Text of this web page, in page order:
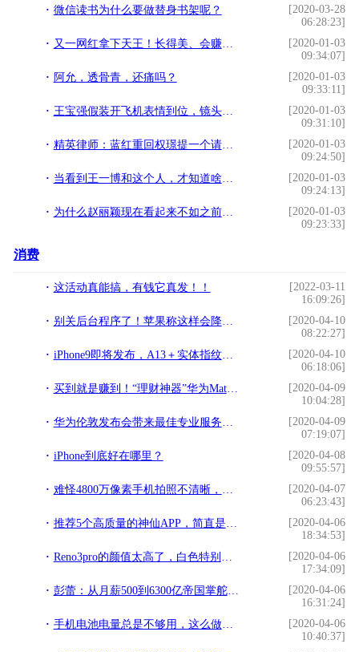
微信读书为什么要做替身书架呢？
[2020-03-28
06:28:23]
又一网红拿下天王！长得美、会赚钱，情商高，她们究竟有什么魔力
[2020-01-03
09:34:07]
阿允，透骨青，还痛吗？
[2020-01-03
09:33:11]
王宝强假装开飞机表情到位，镜头拉远，网友直接笑喷：累坏刘昊然
[2020-01-03
09:31:10]
精英律师：蓝红重回权璟提一个请求，撒了一个谎，她最想拿回什么
[2020-01-03
09:24:50]
当看到王一博和这个人，才知道啥叫复制粘贴
[2020-01-03
09:24:13]
为什么赵丽颖现在看起来不如之前那么甜？生个孩子反而变飒了
[2020-01-03
09:23:33]
消费
这活动真能搞，有钱它真发！！
[2022-03-11
16:09:26]
别关后台程序了！苹果称这样会降低iPhone电池寿命
[2020-04-10
08:22:27]
iPhone9即将发布，A13＋实体指纹，或成史上最便宜的iPhone
[2020-04-10
06:18:06]
买到就是赚到！“理财神器”华为Mate Xs今天开始预约
[2020-04-09
10:04:28]
华为伦敦发布会带来最佳专业服务：助运营商最大化5G投资效益
[2020-04-09
07:19:07]
iPhone到底好在哪里？
[2020-04-08
09:55:57]
难怪4800万像素手机拍照不清晰，不能只看像素，小心作弊
[2020-04-07
06:23:43]
推荐5个高质量的神仙APP，简直是宝藏
[2020-04-06
18:34:53]
Reno3pro的颜值太高了，白色特别漂亮，手感非常不错，性能也给力
[2020-04-06
17:34:09]
彭蕾：从月薪500到6300亿帝国掌舵人，她的职场信条值得学习
[2020-04-06
16:31:24]
手机电池电量总是不够用，这么做能大大改善待机时间
[2020-04-06
10:40:37]